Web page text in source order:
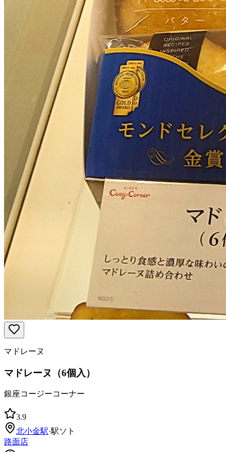
マドレーヌ
マドレーヌ（6個入）
銀座コージーコーナー
3.9
北小金駅·駅ソト
路面店